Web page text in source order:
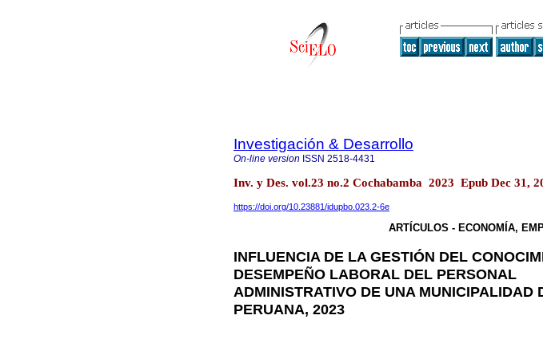
Investigación & Desarrollo
On-line version ISSN 2518-4431
Inv. y Des. vol.23 no.2 Cochabamba 2023 Epub Dec 31,
https://doi.org/10.23881/idupbo.023.2-6e
ARTÍCULOS - ECONOMÍA,
INFLUENCIA DE LA GESTIÓN DEL
DESEMPEÑO LABORAL DEL PERSONAL
ADMINISTRATIVO DE UNA MUNICIPALIDAD
PERUANA, 2023